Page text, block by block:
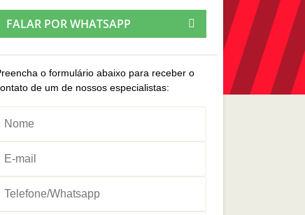
FALAR POR WHATSAPP
o formulário abaixo para receber o
de um de nossos especialistas: